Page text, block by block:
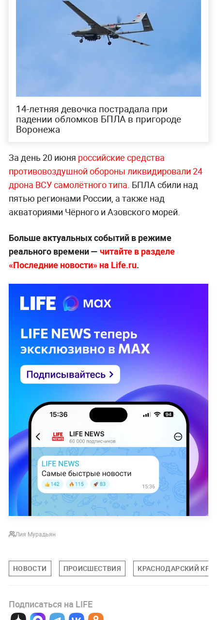
14-летняя девочка пострадала при
падении обломков БПЛА в пригороде
Воронежа
За день 20 июня российские средства
противовоздушной обороны ликвидировали 24
дрона ВСУ самолётного типа. БПЛА сбили над
пятью регионами России, а также над
акваториями Чёрного и Азовского морей.
Больше актуальных событий в режиме
реального времени — читайте в разделе
«Последние новости» на Life.ru.
Лия Мурадьян
НОВОСТИ ПРОИСШЕСТВИЯ КРАСНОДАРСКИЙ
Подписаться на LIFE